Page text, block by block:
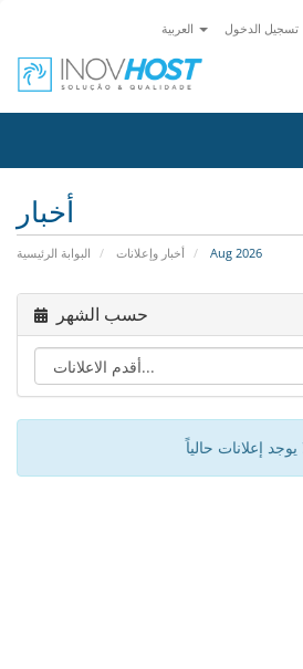
تسجيل الدخول
أخبار
البوابة الرئيسية أخبار وإعلانات Aug 2026
حسب الشهر
يوجد إعلانات حالياً